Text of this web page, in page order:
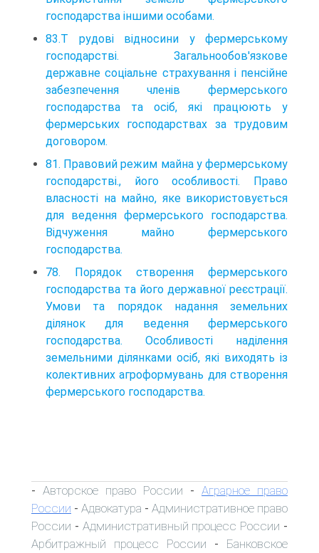
господарства іншими особами.
83.Т рудові відносини у фермерському
господарстві. Загальнообов'язкове
державне соціальне страхування і пенсійне
забезпечення членів фермерського
господарства та осіб, які працюють у
фермерських господарствах за трудовим
договором.
81. Правовий режим майна у фермерському
господарстві., його особливості. Право
власності на майно, яке використовується
для ведення фермерського господарства.
Відчуження майно фермерського
господарства.
78. Порядок створення фермерського
господарства та його державної реєстрації.
Умови та порядок надання земельних
ділянок для ведення фермерського
господарства. Особливості наділення
земельними ділянками осіб, які виходять із
колективних агроформувань для створення
фермерського господарства.
- Авторское право России - Аграрное право
России - Адвокатура - Административное право
России - Административный процесс России -
Арбитражный процесс России - Банковское